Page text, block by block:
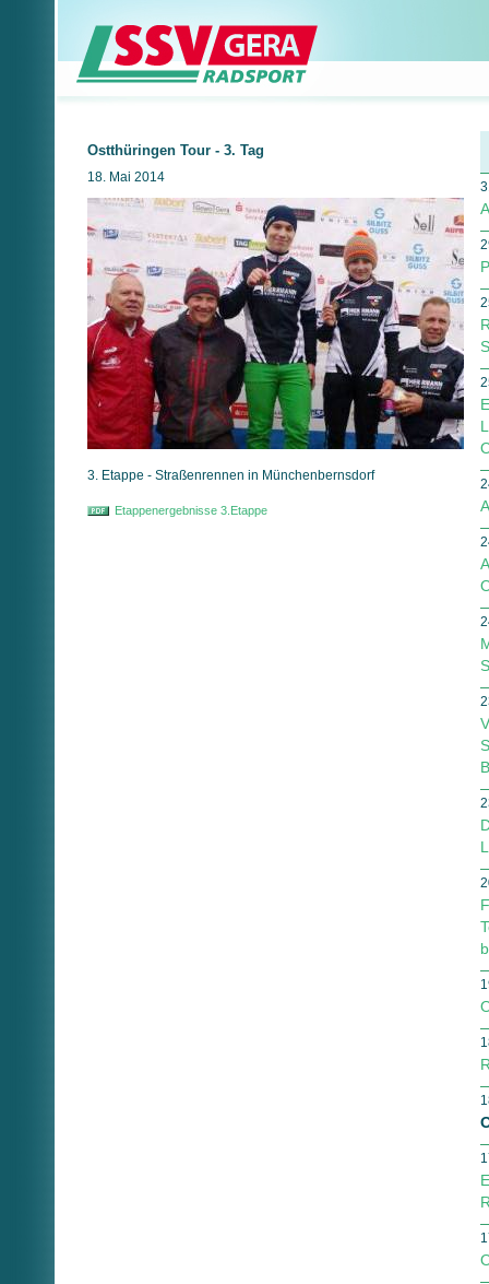
Ostthüringen Tour - 3. Tag
18. Mai 2014
3. Etappe - Straßenrennen in Münchenbernsdorf
Etappenergebnisse 3.Etappe